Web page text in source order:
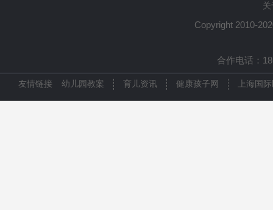
Copyright 2010-
合作电话：
友情链接 幼儿园教案 育儿资讯 健康孩子网 上海国